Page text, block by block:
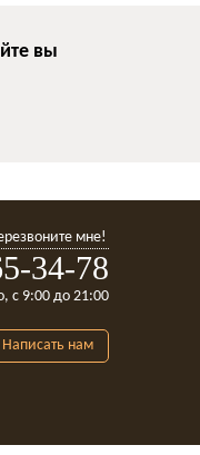
вы
мне!
34-78
с 9:00 до 21:00
Написать нам